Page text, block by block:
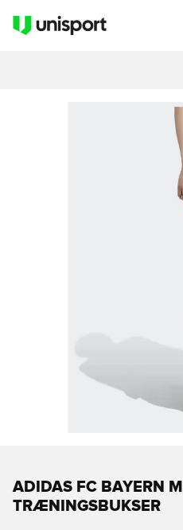
ADIDAS FC BAYERN
TRÆNINGSBUKSER